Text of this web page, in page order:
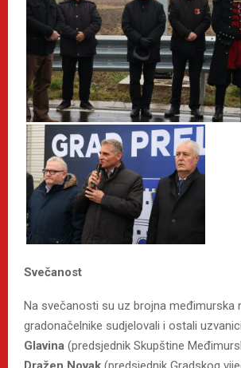
Svečanost
Na svečanosti su uz brojna međimurska
gradonačelnike sudjelovali i ostali
Glavina (predsjednik Skupštine